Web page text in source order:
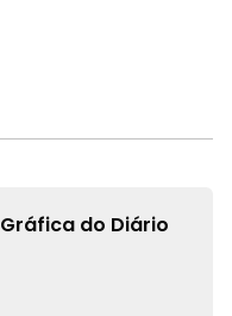
Gráfica do Diário